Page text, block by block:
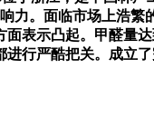
力。面临市场上浩繁
表示凸起。甲醛量
行严酷把关。成立